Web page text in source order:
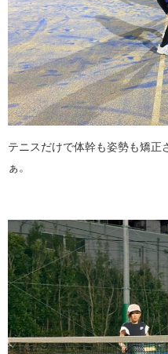
テニスだけで体幹も姿勢も矯正
ぁ。